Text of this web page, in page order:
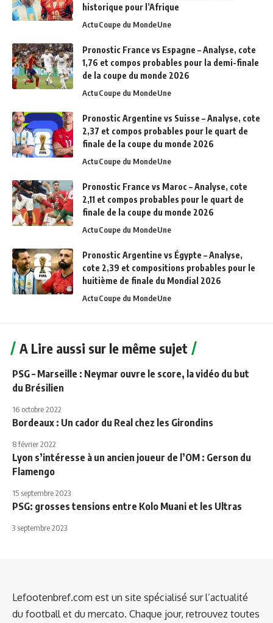
historique pour l’Afrique
ActuCoupe du MondeUne
Pronostic France vs Espagne – Analyse, cote
1,76 et compos probables pour la demi-finale
de la coupe du monde 2026
ActuCoupe du MondeUne
Pronostic Argentine vs Suisse – Analyse, cote
2,37 et compos probables pour le quart de
finale de la coupe du monde 2026
ActuCoupe du MondeUne
Pronostic France vs Maroc – Analyse, cote
2,11 et compos probables pour le quart de
finale de la coupe du monde 2026
ActuCoupe du MondeUne
Pronostic Argentine vs Égypte – Analyse,
cote 2,39 et compositions probables pour le
huitième de finale du Mondial 2026
ActuCoupe du MondeUne
A Lire aussi sur le même sujet
PSG – Marseille : Neymar ouvre le score, la vidéo du but
du Brésilien
16 octobre 2022
Bordeaux : Un cador du Real chez les Girondins
8 février 2022
Lyon s’intéresse à un ancien joueur de l’OM : Gerson du
Flamengo
15 septembre 2023
PSG: grosses tensions entre Kolo Muani et les Ultras
3 septembre 2023
Lefootenbref.com est un site spécialisé sur l’actualité
du football et du mercato. Chaque jour, retrouvez toutes